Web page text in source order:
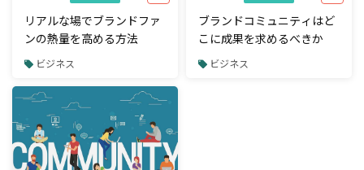
リアルな場でブランドファ
ンの熱量を高める方法
ビジネス
ブランドコミュニティはど
こに成果を求めるべきか
ビジネス